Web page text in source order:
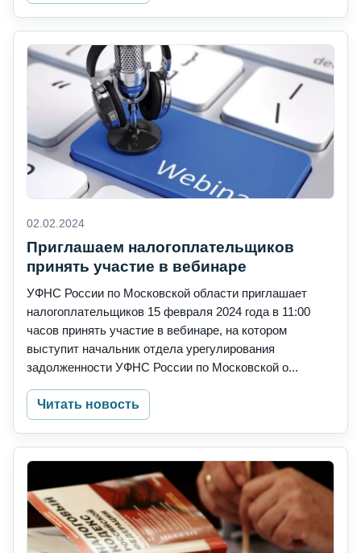
02.02.2024
Приглашаем налогоплательщиков
принять участие в вебинаре
УФНС России по Московской области приглашает
налогоплательщиков 15 февраля 2024 года в 11:00
часов принять участие в вебинаре, на котором
выступит начальник отдела урегулирования
задолженности УФНС России по Московской о...
Читать новость